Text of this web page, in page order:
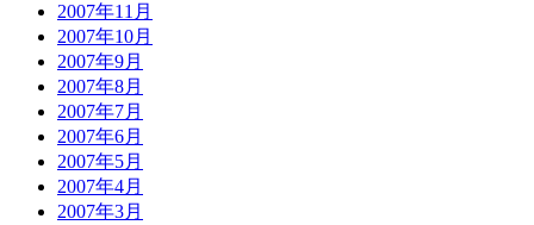
2007年11月
2007年10月
2007年9月
2007年8月
2007年7月
2007年6月
2007年5月
2007年4月
2007年3月